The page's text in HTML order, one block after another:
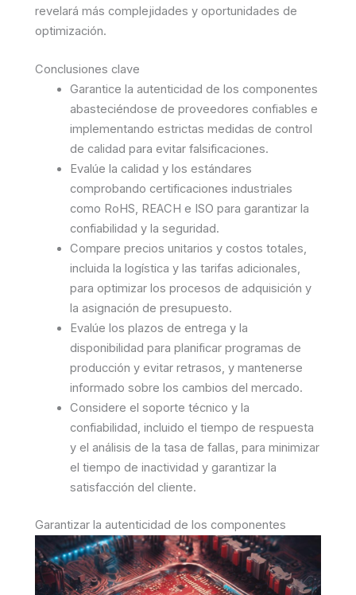
revelará más complejidades y oportunidades de
optimización.
Conclusiones clave
Garantice la autenticidad de los componentes
abasteciéndose de proveedores confiables e
implementando estrictas medidas de control
de calidad para evitar falsificaciones.
Evalúe la calidad y los estándares
comprobando certificaciones industriales
como RoHS, REACH e ISO para garantizar la
confiabilidad y la seguridad.
Compare precios unitarios y costos totales,
incluida la logística y las tarifas adicionales,
para optimizar los procesos de adquisición y
la asignación de presupuesto.
Evalúe los plazos de entrega y la
disponibilidad para planificar programas de
producción y evitar retrasos, y mantenerse
informado sobre los cambios del mercado.
Considere el soporte técnico y la
confiabilidad, incluido el tiempo de respuesta
y el análisis de la tasa de fallas, para minimizar
el tiempo de inactividad y garantizar la
satisfacción del cliente.
Garantizar la autenticidad de los componentes